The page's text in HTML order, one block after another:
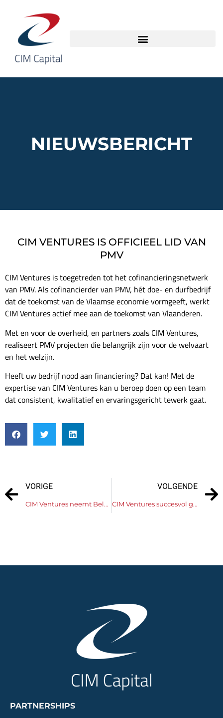
NIEUWSBERICHT
CIM VENTURES IS OFFICIEEL LID VAN
PMV
CIM Ventures is toegetreden tot het cofinancieringsnetwerk
van PMV. Als cofinancierder van PMV, hét doe- en durfbedrijf
dat de toekomst van de Vlaamse economie vormgeeft, werkt
CIM Ventures actief mee aan de toekomst van Vlaanderen.
Met en voor de overheid, en partners zoals CIM Ventures,
realiseert PMV projecten die belangrijk zijn voor de welvaart
en het welzijn.
Heeft uw bedrijf nood aan financiering? Dat kan! Met de
expertise van CIM Ventures kan u beroep doen op een team
dat consistent, kwalitatief en ervaringsgericht tewerk gaat.
VORIGE
CIM Ventures neemt Belgian Paper Convertors over
VOLGENDE
CIM Ventures succesvol geregistreerd voor KMO Portefeuille
PARTNERSHIPS